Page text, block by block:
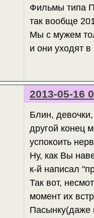
Фильмы типа
так вообще
Мы с мужем
и они уходят в
2013-05-16
Блин, девочки,
другой конец
успокоить
Ну, как Вы
к-й написал
Так вот,
момент их
Пасынку(даже